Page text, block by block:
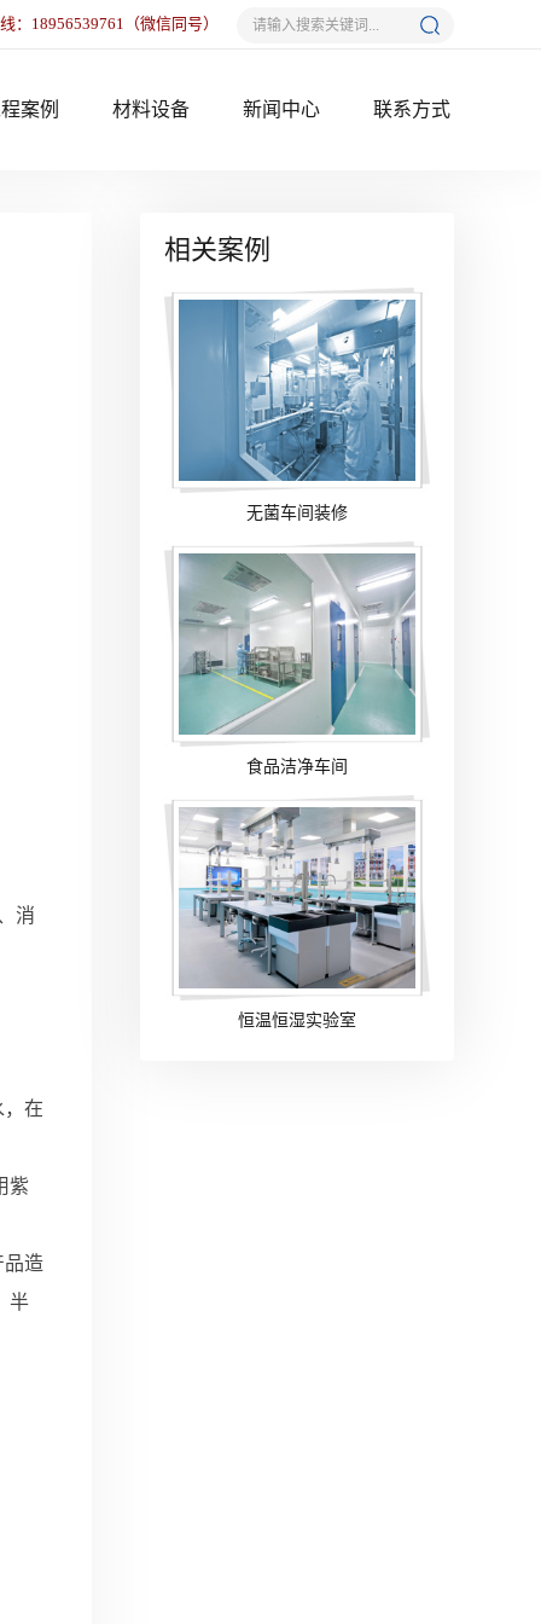
： 18956539761 （微信同号）
案例 材料设备 新闻中心 联系方式
相关案例
无菌车间装修
食品洁净车间
恒温恒湿实验室
消
在
紫
品造
半